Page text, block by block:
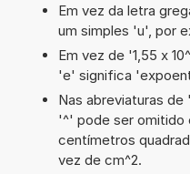
Em vez da letra
um simples 'u', por
Em vez de '1,55 x
'e' significa
Nas abreviaturas
'^' pode ser omitido
centímetros
vez de cm^2.